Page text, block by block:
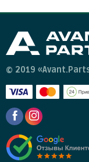
© 2019